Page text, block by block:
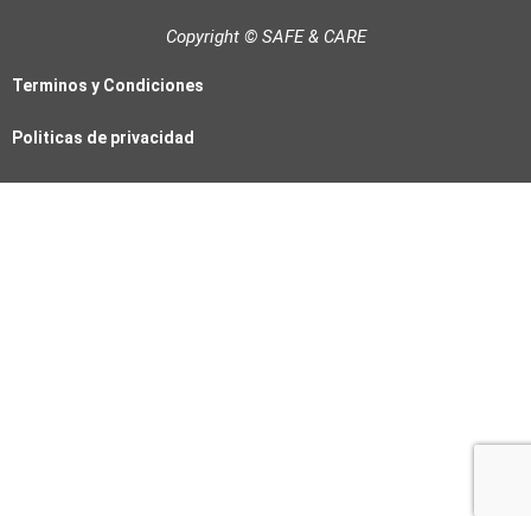
n
Copyright © SAFE & CARE
Terminos y Condiciones
Politicas de privacidad